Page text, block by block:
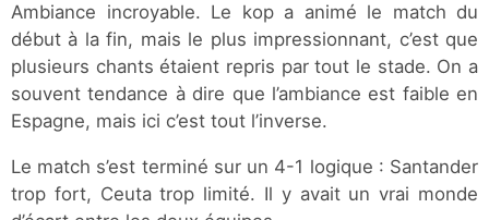
Ambiance incroyable. Le kop a animé le match du
début à la fin, mais le plus impressionnant, c’est que
plusieurs chants étaient repris par tout le stade. On a
souvent tendance à dire que l’ambiance est faible en
Espagne, mais ici c’est tout l’inverse.
Le match s’est terminé sur un 4-1 logique : Santander
trop fort, Ceuta trop limité. Il y avait un vrai monde